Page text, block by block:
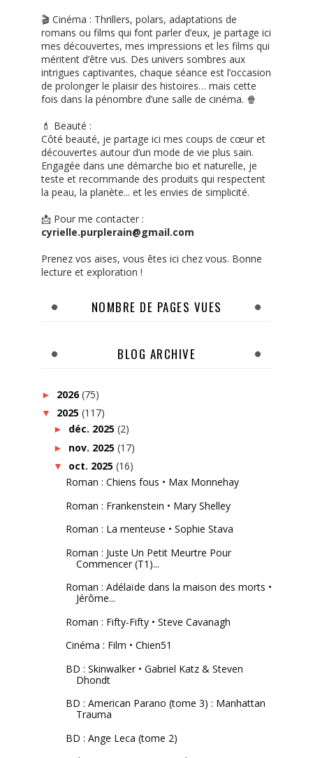
🎬 Cinéma : Thrillers, polars, adaptations de
romans ou films qui font parler d’eux, je partage ici
mes découvertes, mes impressions et les films qui
méritent d’être vus. Des univers sombres aux
intrigues captivantes, chaque séance est l’occasion
de prolonger le plaisir des histoires… mais cette
fois dans la pénombre d’une salle de cinéma. 🍿
💄 Beauté :
Côté beauté, je partage ici mes coups de cœur et
découvertes autour d’un mode de vie plus sain.
Engagée dans une démarche bio et naturelle, je
teste et recommande des produits qui respectent
la peau, la planète... et les envies de simplicité.
📩 Pour me contacter :
cyrielle.purplerain@gmail.com
Prenez vos aises, vous êtes ici chez vous. Bonne
lecture et exploration !
NOMBRE DE PAGES VUES
BLOG ARCHIVE
► 2026(75)
▼ 2025 (117)
► déc. 2025 (2)
► nov. 2025 (17)
▼ oct. 2025 (16)
Roman : Chiens fous • Max Monnehay
Roman : Frankenstein • Mary Shelley
Roman : La menteuse • Sophie Stava
Roman : Juste Un Petit Meurtre Pour
Commencer (T1)...
Roman : Adélaïde dans la maison des morts •
Jérôme...
Roman : Fifty-Fifty • Steve Cavanagh
Cinéma : Film • Chien51
BD : Skinwalker • Gabriel Katz & Steven
Dhondt
BD : American Parano (tome 3) : Manhattan
Trauma
BD : Ange Leca (tome 2)